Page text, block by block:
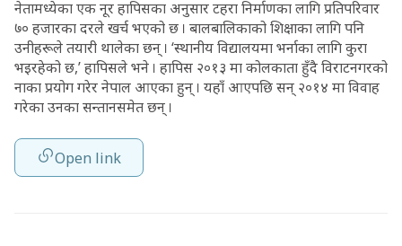
नेतामध्येका एक नूर हापिसका अनुसार टहरा निर्माणका लागि प्रतिपरिवार
७० हजारका दरले खर्च भएको छ । बालबालिकाको शिक्षाका लागि पनि
उनीहरूले तयारी थालेका छन् । ‘स्थानीय विद्यालयमा भर्नाका लागि कुरा
भइरहेको छ,’ हापिसले भने । हापिस २०१३ मा कोलकाता हुँदै विराटनगरको
नाका प्रयोग गरेर नेपाल आएका हुन् । यहाँ आएपछि सन् २०१४ मा विवाह
गरेका उनका सन्तानसमेत छन् ।
Open link